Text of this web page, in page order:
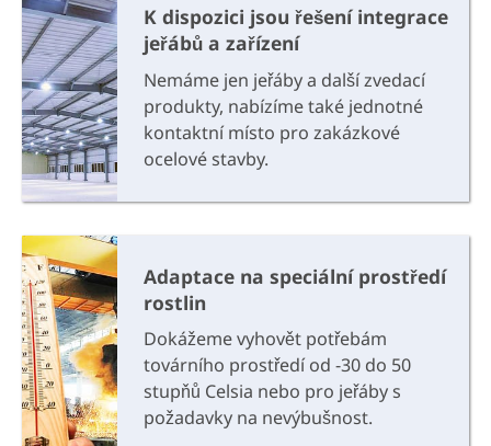
K dispozici jsou řešení integrace
jeřábů a zařízení
Nemáme jen jeřáby a další zvedací
produkty, nabízíme také jednotné
kontaktní místo pro zakázkové
ocelové stavby.
Adaptace na speciální prostředí
rostlin
Dokážeme vyhovět potřebám
továrního prostředí od -30 do 50
stupňů Celsia nebo pro jeřáby s
požadavky na nevýbušnost.